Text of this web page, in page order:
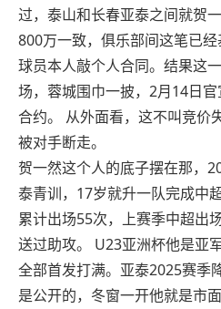
过，泰山和长春亚泰之间就贺
800万一致，俱乐部间这笔已
球员本人敲个人合同。结果这
场，蓉城围巾一披，2月14日
合约。 从外面看，这不叫竞价
被对手断走。
贺一然这个人的底子摆在那，
泰青训，17岁就升一队完成中
累计出场55次，上赛季中超出
送过助攻。 U23亚洲杯他是亚
全部首发打满。亚泰2025赛季
是公开的，冬窗一开他就是市